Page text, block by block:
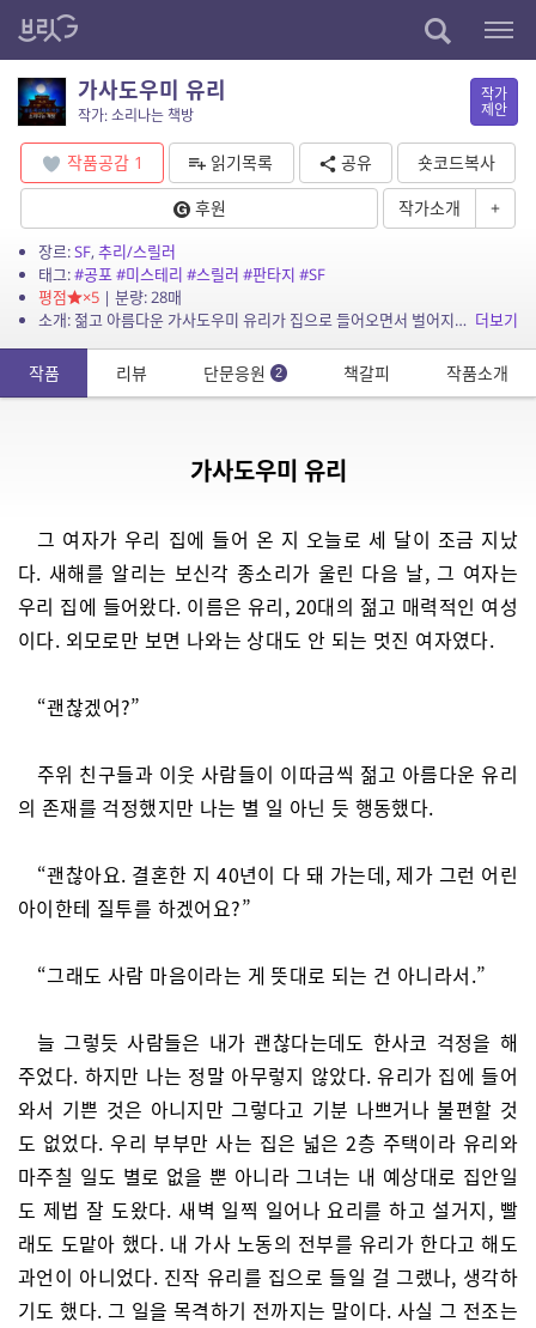
가사도우미 유리
작가: 소리나는 책방
작가
제안
작품공감 1 읽기목록 공유
숏코드복사
후원
작가소개 +
장르:SF,추리/스릴러
태그:#공포#미스테리 #스릴러 #판타지 #SF
평점
×5| 분량: 28매
소개: 젊고 아름다운 가사도우미 유리가 집으로 들어오면서 벌어지는 이야기입니다. 더보기
작품 리뷰 단문응원 2 책갈피 작품소개
가사도우미 유리
그 여자가 우리 집에 들어 온 지 오늘로 세 달이 조금 지났
다. 새해를 알리는 보신각 종소리가 울린 다음 날, 그 여자는
우리 집에 들어왔다. 이름은 유리, 20대의 젊고 매력적인 여성
이다. 외모로만 보면 나와는 상대도 안 되는 멋진 여자였다.
“괜찮겠어?”
주위 친구들과 이웃 사람들이 이따금씩 젊고 아름다운 유리
의 존재를 걱정했지만 나는 별 일 아닌 듯 행동했다.
“괜찮아요. 결혼한 지 40년이 다 돼 가는데, 제가 그런 어린
아이한테 질투를 하겠어요?”
“그래도 사람 마음이라는 게 뜻대로 되는 건 아니라서.”
늘 그렇듯 사람들은 내가 괜찮다는데도 한사코 걱정을 해
주었다. 하지만 나는 정말 아무렇지 않았다. 유리가 집에 들어
와서 기쁜 것은 아니지만 그렇다고 기분 나쁘거나 불편할 것
도 없었다. 우리 부부만 사는 집은 넓은 2층 주택이라 유리와
마주칠 일도 별로 없을 뿐 아니라 그녀는 내 예상대로 집안일
도 제법 잘 도왔다. 새벽 일찍 일어나 요리를 하고 설거지, 빨
래도 도맡아 했다. 내 가사 노동의 전부를 유리가 한다고 해도
과언이 아니었다. 진작 유리를 집으로 들일 걸 그랬나, 생각하
기도 했다. 그 일을 목격하기 전까지는 말이다. 사실 그 전조는